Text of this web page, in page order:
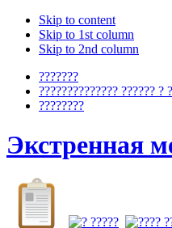
Skip to content
Skip to 1st column
Skip to 2nd column
???????
?????????????? ?????? ?
????????
Экстренная